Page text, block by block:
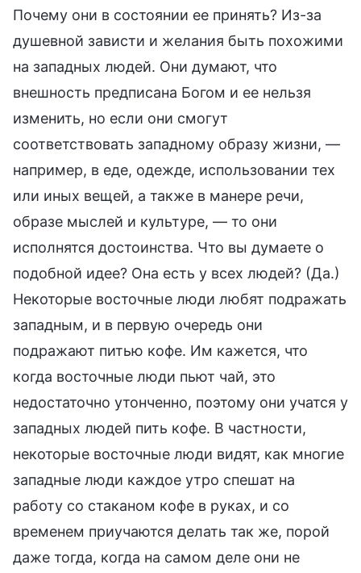
Почему они в состоянии ее принять? Из-за
душевной зависти и желания быть похожими
на западных людей. Они думают, что
внешность предписана Богом и ее нельзя
изменить, но если они смогут
соответствовать западному образу жизни, —
например, в еде, одежде, использовании тех
или иных вещей, а также в манере речи,
образе мыслей и культуре, — то они
исполнятся достоинства. Что вы думаете о
подобной идее? Она есть у всех людей? (Да.)
Некоторые восточные люди любят подражать
западным, и в первую очередь они
подражают питью кофе. Им кажется, что
когда восточные люди пьют чай, это
недостаточно утонченно, поэтому они учатся у
западных людей пить кофе. В частности,
некоторые восточные люди видят, как многие
западные люди каждое утро спешат на
работу со стаканом кофе в руках, и со
временем приучаются делать так же, порой
даже тогда, когда на самом деле они не